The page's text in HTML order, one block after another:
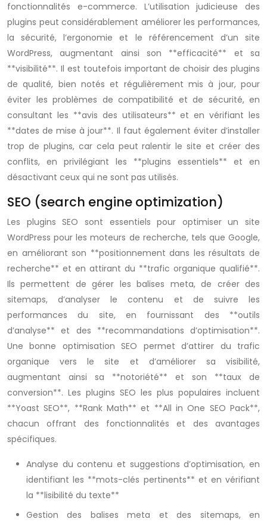
fonctionnalités e-commerce. L’utilisation judicieuse des
plugins peut considérablement améliorer les performances,
la sécurité, l’ergonomie et le référencement d’un site
WordPress, augmentant ainsi son **efficacité** et sa
**visibilité**. Il est toutefois important de choisir des plugins
de qualité, bien notés et régulièrement mis à jour, pour
éviter les problèmes de compatibilité et de sécurité, en
consultant les **avis des utilisateurs** et en vérifiant les
**dates de mise à jour**. Il faut également éviter d’installer
trop de plugins, car cela peut ralentir le site et créer des
conflits, en privilégiant les **plugins essentiels** et en
désactivant ceux qui ne sont pas utilisés.
SEO (search engine optimization)
Les plugins SEO sont essentiels pour optimiser un site
WordPress pour les moteurs de recherche, tels que Google,
en améliorant son **positionnement dans les résultats de
recherche** et en attirant du **trafic organique qualifié**.
Ils permettent de gérer les balises meta, de créer des
sitemaps, d’analyser le contenu et de suivre les
performances du site, en fournissant des **outils
d’analyse** et des **recommandations d’optimisation**.
Une bonne optimisation SEO permet d’attirer du trafic
organique vers le site et d’améliorer sa visibilité,
augmentant ainsi sa **notoriété** et son **taux de
conversion**. Les plugins SEO les plus populaires incluent
**Yoast SEO**, **Rank Math** et **All in One SEO Pack**,
chacun offrant des fonctionnalités et des avantages
spécifiques.
Analyse du contenu et suggestions d’optimisation, en
identifiant les **mots-clés pertinents** et en vérifiant
la **lisibilité du texte**
Gestion des balises meta et des sitemaps, en